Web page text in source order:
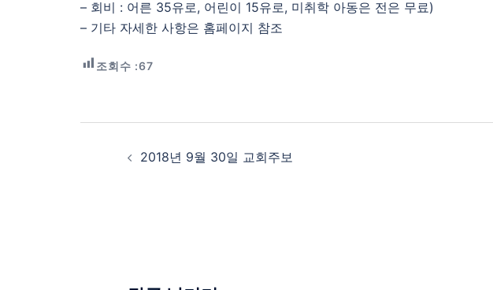
– 회비 : 어른 35유로, 어린이 15유로, 미취학 아동은 전은 무료)
– 기타 자세한 사항은 홈페이지 참조
조회수 :67
Post
navigation
2018년 9월 30일 교회주보